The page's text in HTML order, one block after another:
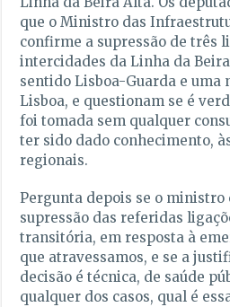
que o Ministro das
confirme a supressão de três
intercidades da Linha da
sentido Lisboa-Guarda e uma
Lisboa, e questionam se é
foi tomada sem qualquer
ter sido dado conhecimento,
regionais.
Pergunta depois se o ministro
supressão das referidas
transitória, em resposta à
que atravessamos, e se a
decisão é técnica, de saúde
qualquer dos casos, qual é